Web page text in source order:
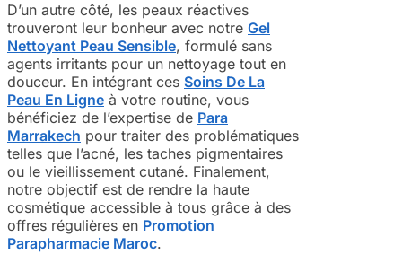
D’un autre côté, les peaux réactives
trouveront leur bonheur avec notre Gel
Nettoyant Peau Sensible, formulé sans
agents irritants pour un nettoyage tout en
douceur. En intégrant ces Soins De La
Peau En Ligne à votre routine, vous
bénéficiez de l’expertise de Para
Marrakech pour traiter des problématiques
telles que l’acné, les taches pigmentaires
ou le vieillissement cutané. Finalement,
notre objectif est de rendre la haute
cosmétique accessible à tous grâce à des
offres régulières en Promotion
Parapharmacie Maroc.